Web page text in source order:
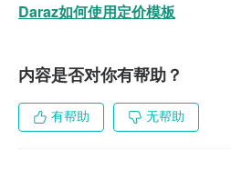
Daraz如何使用定价模板
内容是否对你有帮助？
有帮助 无帮助